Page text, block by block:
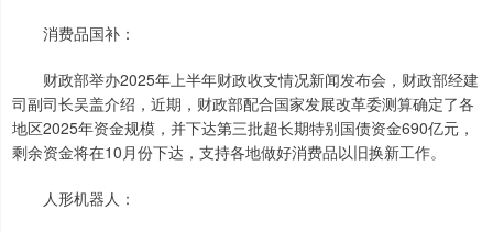
消费品国补：
财政部举办2025年上半年财政收支情况新闻发布会，财政部经建
司副司长吴盖介绍，近期，财政部配合国家发展改革委测算确定了各
地区2025年资金规模，并下达第三批超长期特别国债资金690亿元，
剩余资金将在10月份下达，支持各地做好消费品以旧换新工作。
人形机器人：